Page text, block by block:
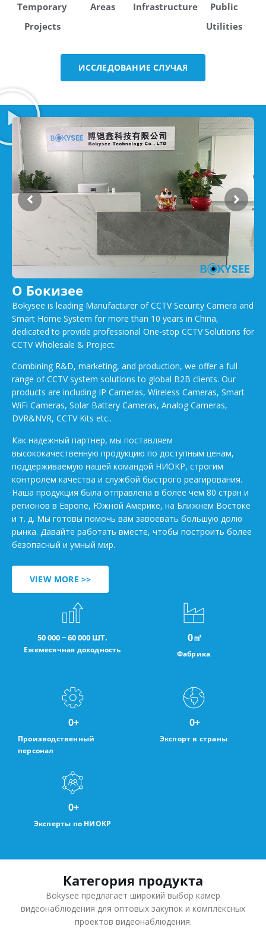
Temporary
Projects
Areas
Infrastructure
Public
Utilities
ИССЛЕДОВАНИЕ СЛУЧАЯ
О Бокизее
Bokysee is leading Manufacturer of CCTV Security Camera and
Smart Home System for more than 10 years in China,
dedicated to provide professional One-stop CCTV Solutions for
CCTV Wholesale & Project.
Combining R&D, marketing, and production, we offer a full
range of CCTV system solutions to global B2B clients. Our
products are including IP Cameras, Wireless Cameras, Smart
WiFi Cameras, Solar Battery Cameras, Analog Cameras,
DVR&NVR, CCTV Kits etc..
Как надежный партнер, мы поставляем
высококачественную продукцию по доступным ценам,
поддерживаемую нашей командой НИОКР, строгим
контролем качества и службой быстрого реагирования.
Наша продукция была отправлена в более чем 80 стран и
регионов в Европе, Южной Америке, на Ближнем Востоке
и т. д. Мы готовы помочь вам завоевать большую долю
рынка. Давайте работать вместе, чтобы построить более
безопасный и умный мир.
VIEW MORE >>
50 000 ~ 60 000 ШТ.
Ежемесячная доходность Фабрика
0㎡
Производственный
персонал
0+
Экспорт в страны
0+
Эксперты по НИОКР
0+
Категория продукта
Bokysee предлагает широкий выбор камер
видеонаблюдения для оптовых закупок и комплексных
проектов видеонаблюдения.